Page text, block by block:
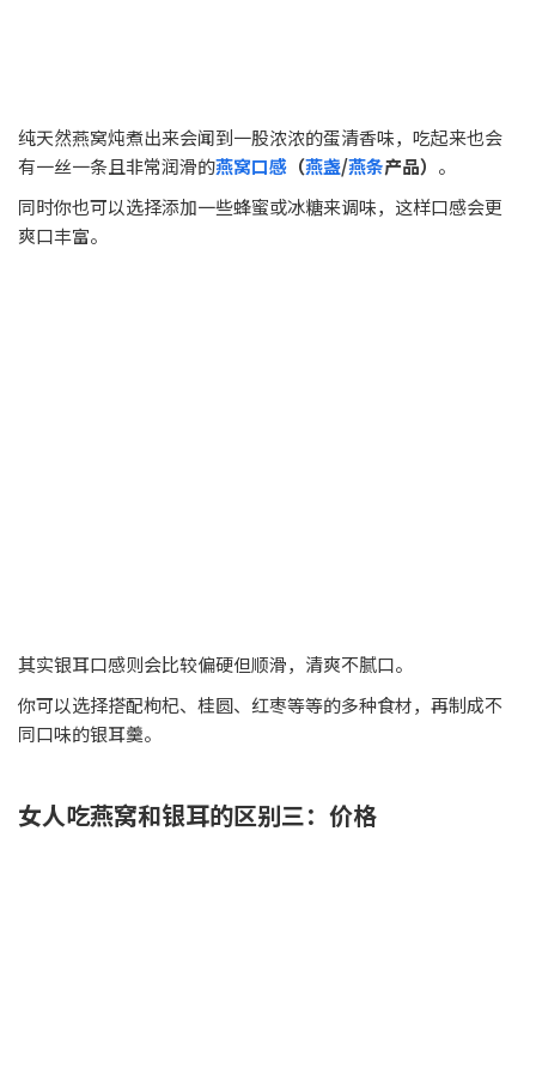
纯天然燕窝炖煮出来会闻到一股浓浓的蛋清香味，吃起来也会
有一丝一条且非常润滑的燕窝口感 （燕盏/燕条产品） 。
同时你也可以选择添加一些蜂蜜或冰糖来调味，这样口感会更
爽口丰富。
其实银耳口感则会比较偏硬但顺滑，清爽不腻口。
你可以选择搭配枸杞、桂圆、红枣等等的多种食材，再制成不
同口味的银耳羹。
女人吃燕窝和银耳的区别三：价格